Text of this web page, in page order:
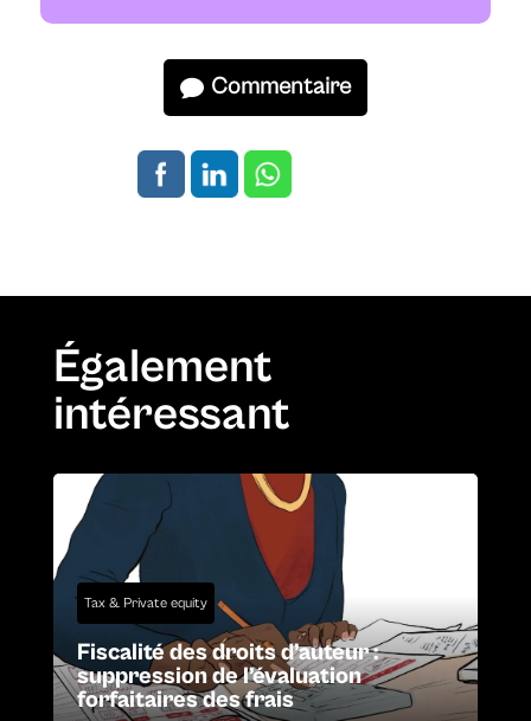
Commentaire
Également
intéressant
Tax & Private equity
Fiscalité des droits d’auteur :
suppression de l’évaluation
forfaitaires des frais